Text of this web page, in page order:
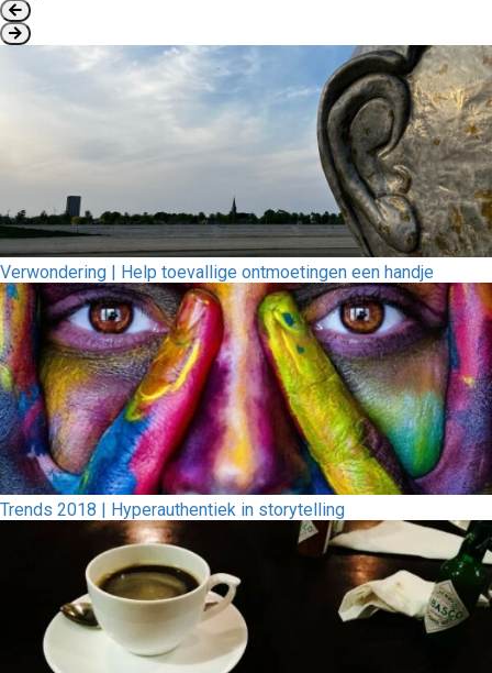
Verwondering | Help toevallige ontmoetingen een handje
Trends 2018 | Hyperauthentiek in storytelling